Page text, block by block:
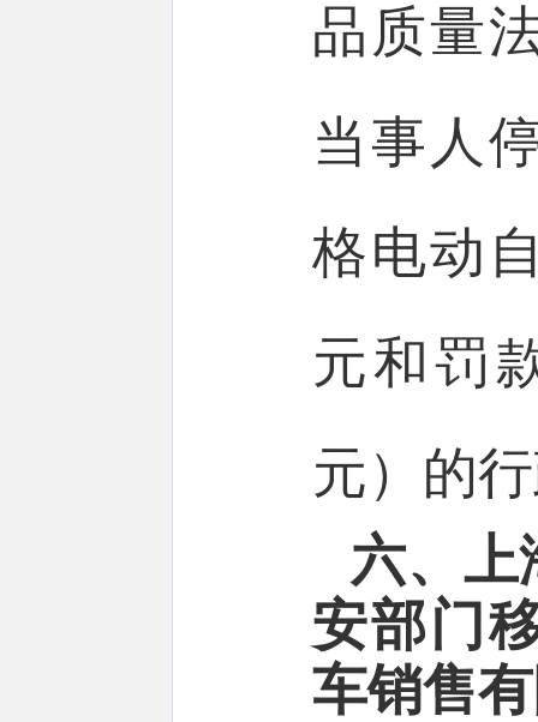
品质量
当事人
格电动
元和罚
元）的
六、上
安部门
车销售